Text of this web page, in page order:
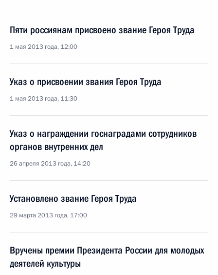
Пяти россиянам присвоено звание Героя Труда
1 мая 2013 года, 12:00
Указ о присвоении звания Героя Труда
1 мая 2013 года, 11:30
Указ о награждении госнаградами сотрудников
органов внутренних дел
26 апреля 2013 года, 14:20
Установлено звание Героя Труда
29 марта 2013 года, 17:00
Вручены премии Президента России для молодых
деятелей культуры